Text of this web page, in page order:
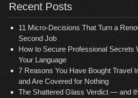
Recent Posts
11 Micro-Decisions That Turn a
Second Job
How to Secure Professional Secrets
Your Language
7 Reasons You Have Bought Travel
and Are Covered for Nothing
The Shattered Glass Verdict — and